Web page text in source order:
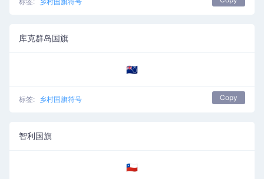
库克群岛国旗
🇨🇰
标签: 乡村国旗符号 Copy
智利国旗
🇨🇱